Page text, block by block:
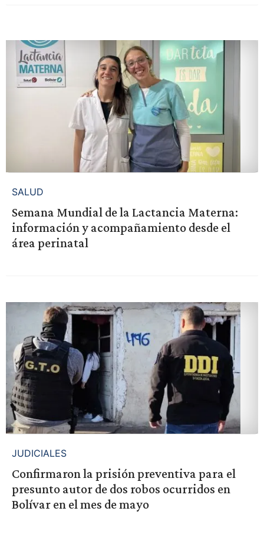
SALUD
Semana Mundial de la Lactancia Materna:
información y acompañamiento desde el
área perinatal
JUDICIALES
Confirmaron la prisión preventiva para el
presunto autor de dos robos ocurridos en
Bolívar en el mes de mayo